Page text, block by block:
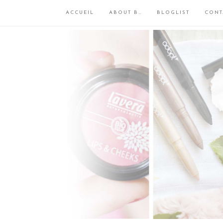
ACCUEIL ABOUT B… BLOGLIST